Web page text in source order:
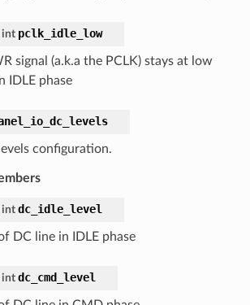
int pclk_idle_low
signal (a.k.a the PCLK) stays at low
IDLE phase
configuration.
int dc_idle_level
DC line in IDLE phase
int dc_cmd_level